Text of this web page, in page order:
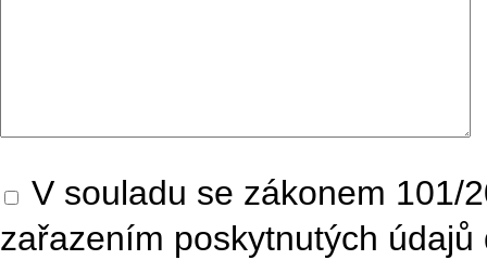
V souladu se zákonem 101/
zařazením poskytnutých